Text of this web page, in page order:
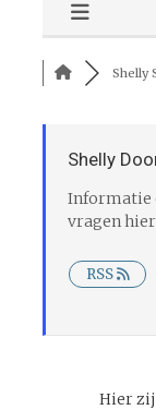
Shelly
Shelly
Informatie
vragen
RSS
Hier